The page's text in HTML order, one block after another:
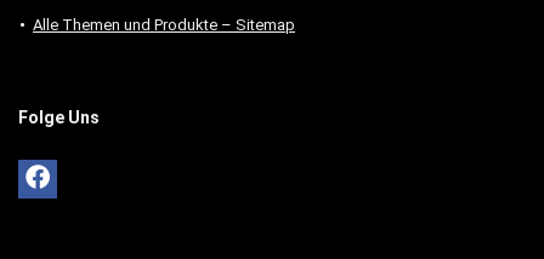
Alle Themen und Produkte – Sitemap
Folge Uns